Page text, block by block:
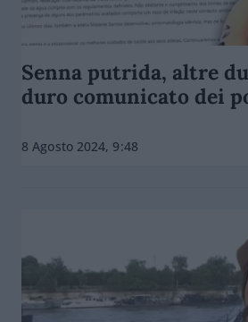
Senna putrida, altre
duro comunicato dei
8 Agosto 2024, 9:48